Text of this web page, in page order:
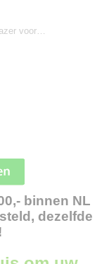
voor…
binnen NL
dezelfde